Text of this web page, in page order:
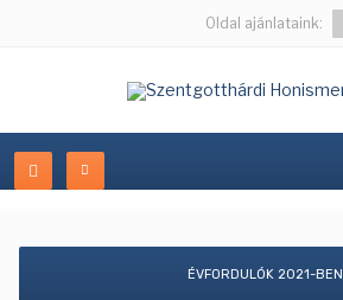
Oldal ajánlataink:
ÉVFORDULÓK 2021-BEN